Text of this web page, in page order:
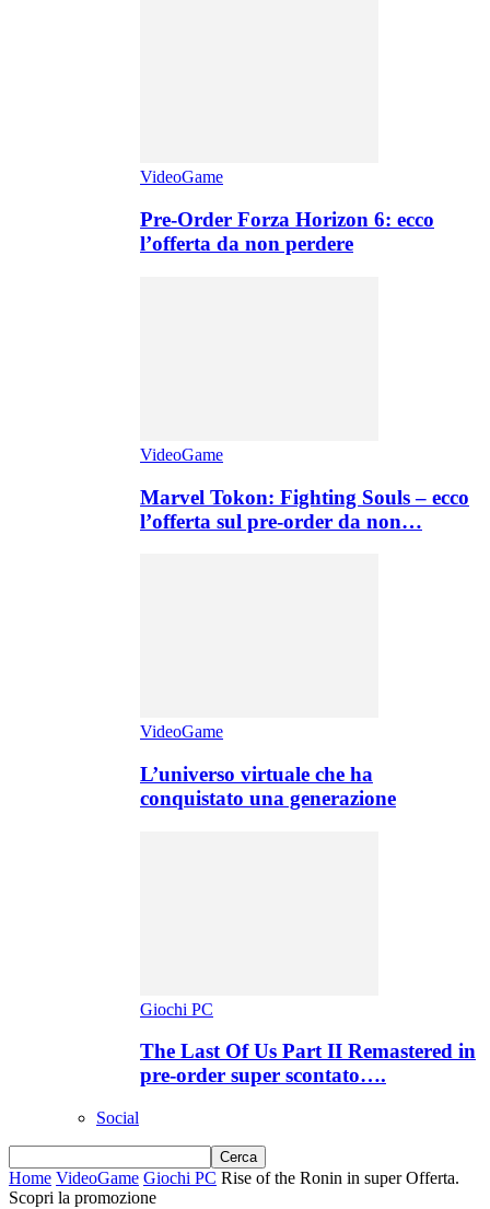
VideoGame
Pre-Order Forza Horizon 6: ecco
l’offerta da non perdere
VideoGame
Marvel Tokon: Fighting Souls – ecco
l’offerta sul pre-order da non…
VideoGame
L’universo virtuale che ha
conquistato una generazione
Giochi PC
The Last Of Us Part II Remastered in
pre-order super scontato….
Social
Home VideoGame Giochi PC Rise of the Ronin in super Offerta.
Scopri la promozione